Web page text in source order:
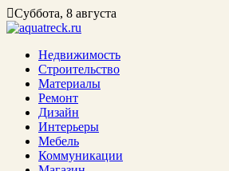
Суббота, 8 августа
Недвижимость
Строительство
Материалы
Ремонт
Дизайн
Интерьеры
Мебель
Коммуникации